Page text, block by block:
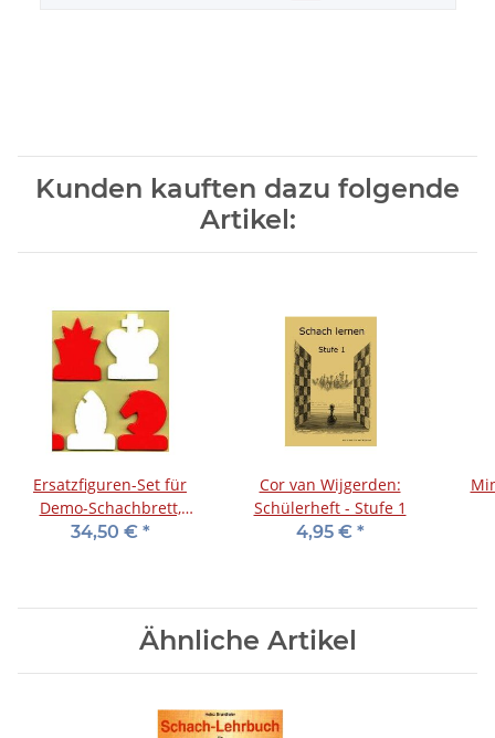
Kunden kauften dazu folgende
Artikel:
Ersatzfiguren-Set für
Demo-Schachbrett,
Kunststoff, weiß/rot
34,50 € *
Cor van Wijgerden:
Schülerheft - Stufe 1
4,95 € *
Ähnliche Artikel